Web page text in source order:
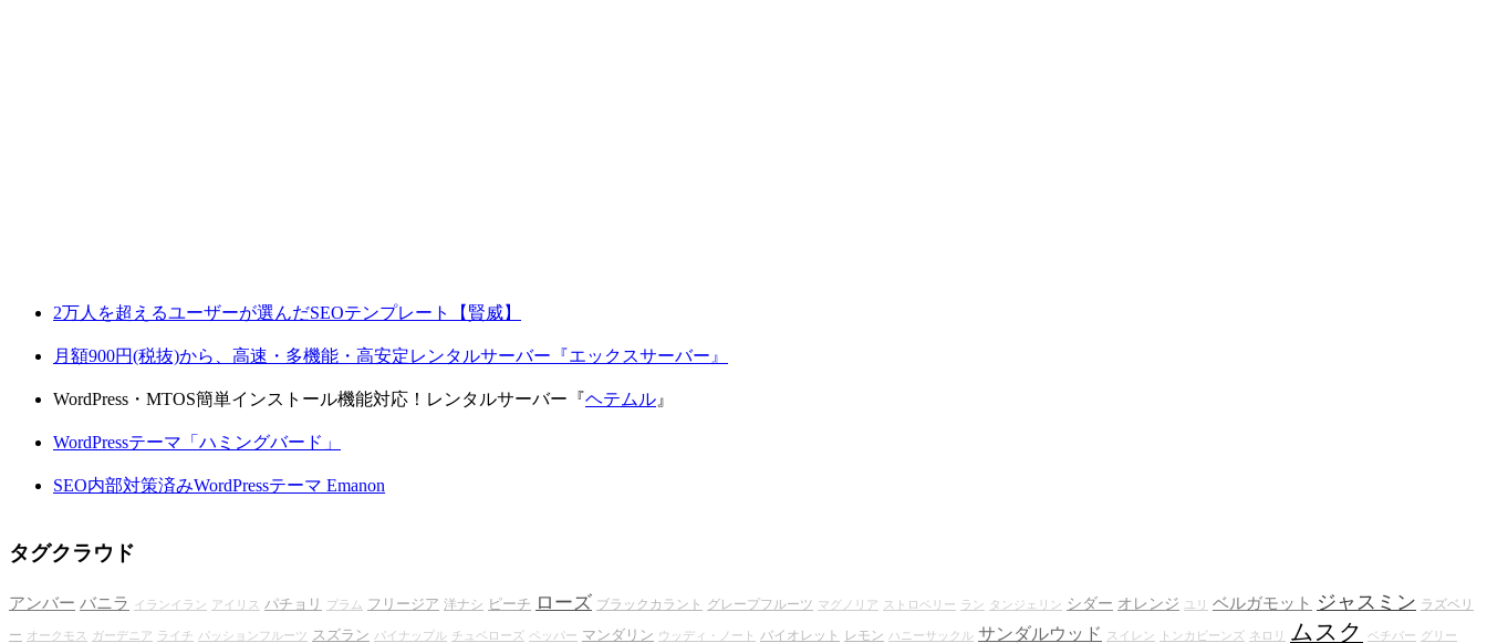
2万人を超えるユーザーが選んだSEOテンプレート【賢威】
月額900円(税抜)から、高速・多機能・高安定レンタルサーバー『エックスサーバー』
WordPress・MTOS簡単インストール機能対応！レンタルサーバー『ヘテムル 』
WordPressテーマ「ハミングバード」
SEO内部対策済みWordPressテーマ Emanon
タグクラウド
アンバー バニラ イランイラン アイリス パチョリ プラム フリージア 洋ナシ ピーチ ローズ ブラックカラント グレープフルーツ マグノリア ストロベリー ラン タンジェリン シダー オレンジ ユリ ベルガモット ジャスミン ラズベリ
ー オークモス ガーデニア ライチ パッションフルーツ スズラン パイナップル チュベローズ ペッパー マンダリン ウッディ・ノート バイオレット レモン ハニーサックル サンダルウッド スイレン トンカビーンズ ネロリ ムスク ベチバー
グリー